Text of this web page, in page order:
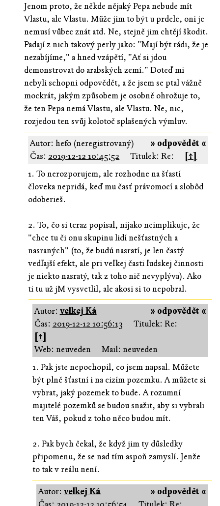
Jenom proto, že někde nějaký Pepa nebude mít
Vlastu, ale Vlastu. Může jim to být u prdele, oni je
nemusí vůbec znát atd. Ne, stejně jim chtějí škodit.
Padají z nich takový perly jako: "Mají být rádi, že je
nezabíjíme," a hned vzápětí, "Ať si jdou
demonstrovat do arabských zemí." Doteď mi
nebyli schopni odpovědět, a že jsem se ptal vážně
mockrát, jakým způsobem je osobně ohrožuje to,
že ten Pepa nemá Vlastu, ale Vlastu. Ne, nic,
rozjedou ten svůj kolotoč splašených výmluv.
» odpovědět «
Autor: hefo (neregistrovaný)
Čas: 2019-12-12 10:45:52 Titulek: Re:
[↑]
1. To nerozporujem, ale rozhodne na šťastí
človeka nepridá, keď mu časť právomocí a slobôd
odoberieš.
2. To, čo si teraz popísal, nijako neimplikuje, že
"chce tu či onu skupinu lidí nešťastných a
nasraných" (to, že budú nasratí, je len častý
vedľajší efekt, ale pri veľkej časti ľudskej činnosti
je niekto nasratý, tak z toho nič nevyplýva). Ako
ti tu už jM vysvetlil, ale akosi si to nepobral.
» odpovědět «
Autor: velkej Ká
Čas: 2019-12-12 10:56:13
Titulek: Re:
[↑]
Web: neuveden
Mail: neuveden
1. Pak jste nepochopil, co jsem napsal. Můžete
být plně šťastní i na cizím pozemku. A můžete si
vybrat, jaký pozemek to bude. A rozumní
majitelé pozemků se budou snažit, aby si vybrali
ten Váš, pokud z toho něco budou mít.
2. Pak bych čekal, že když jim ty důsledky
připomenu, že se nad tím aspoň zamyslí. Jenže
to tak v reálu není.
» odpovědět «
Autor: velkej Ká